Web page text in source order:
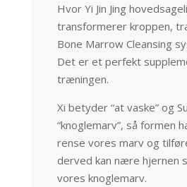
Hvor Yi Jin Jing
transformerer kroppen,
Bone Marrow Cleansing
Det er et perfekt
træningen.
Xi betyder “at vaske” og
“knoglemarv”, så formen
rense vores marv og
derved kan nære hjernen
vores knoglemarv.